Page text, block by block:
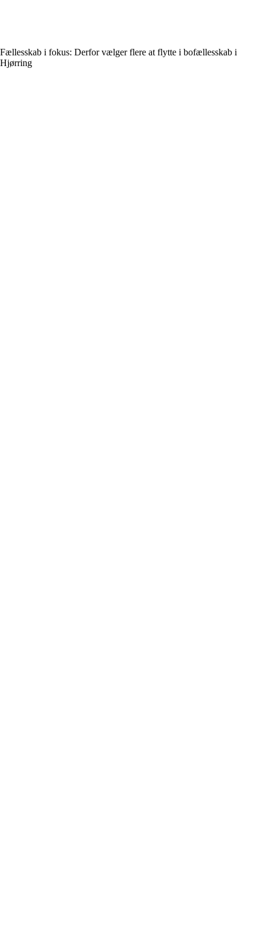
Fællesskab i fokus: Derfor vælger flere at flytte i bofællesskab i
Hjørring